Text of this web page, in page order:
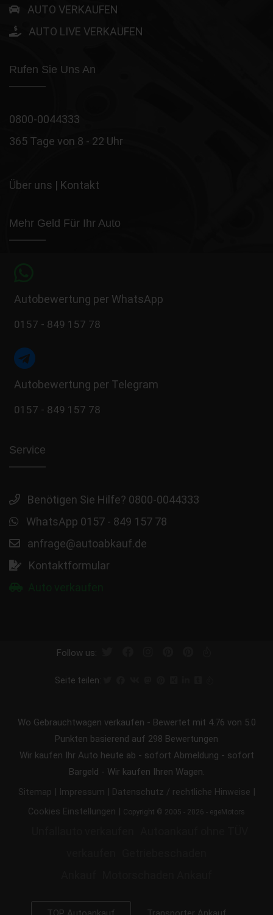
AUTO VERKAUFEN
AUTO LIVE VERKAUFEN
Rufen Sie Uns An
0800-0044333
365 Tage von 8 - 22 Uhr
Über uns | Kontakt
Mehr Geld Für Ihr Auto
Autobewertung per WhatsApp
0157 - 849 157 78
Autobewertung per Telegram
0157 - 849 157 78
Service
Benötigen Sie Hilfe? 0800-0044333
WhatsApp 0157 - 849 157 78
anfrage@autoabkauf.de
Kontaktformular
Follow us:
Seite teilen:
Wo Gebrauchtwagen verkaufen - Bewertet mit 4.76 von 5.0
Punkten basierend auf 298 Bewertungen
Wir kaufen Ihr Auto heute ab - sofort Abmeldung - sofort
Bargeld - Wir kaufen Ihren Wagen.
Sitemap | Impressum | Datenschutz / rechtliche Hinweise |
Cookies Einstellungen | Copyright © 2005 - 2026 - egeMotors